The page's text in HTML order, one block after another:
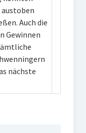
austoben
Auch die
Gewinnen
nächste